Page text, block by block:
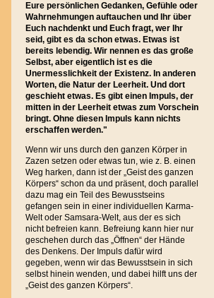
Eure persönlichen Gedanken, Gefühle oder
Wahrnehmungen auftauchen und Ihr über
Euch nachdenkt und Euch fragt, wer Ihr
seid, gibt es da schon etwas. Etwas ist
bereits lebendig. Wir nennen es das große
Selbst, aber eigentlich ist es die
Unermesslichkeit der Existenz. In anderen
Worten, die Natur der Leerheit. Und dort
geschieht etwas. Es gibt einen Impuls, der
mitten in der Leerheit etwas zum Vorschein
bringt. Ohne diesen Impuls kann nichts
erschaffen werden."
Wenn wir uns durch den ganzen Körper in
Zazen setzen oder etwas tun, wie z. B. einen
Weg harken, dann ist der „Geist des ganzen
Körpers“ schon da und präsent, doch parallel
dazu mag ein Teil des Bewusstseins
gefangen sein in einer individuellen Karma-
Welt oder Samsara-Welt, aus der es sich
nicht befreien kann. Befreiung kann hier nur
geschehen durch das „Öffnen“ der Hände
des Denkens. Der Impuls dafür wird
gegeben, wenn wir das Bewusstsein in sich
selbst hinein wenden, und dabei hilft uns der
„Geist des ganzen Körpers“.